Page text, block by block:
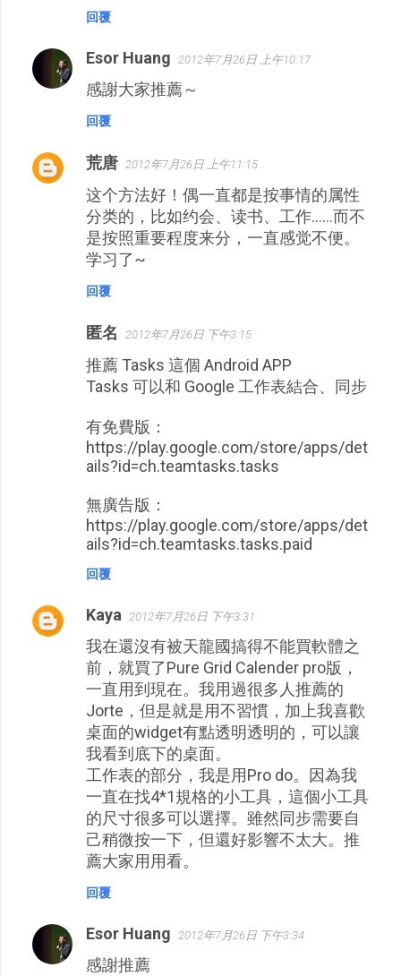
回覆
Esor Huang 2012年7月26日 上午10:17
感謝大家推薦～
回覆
荒唐 2012年7月26日 上午11:15
这个方法好！偶一直都是按事情的属性
分类的，比如约会、读书、工作……而不
是按照重要程度来分，一直感觉不便。
学习了~
回覆
匿名 2012年7月26日 下午3:15
推薦 Tasks 這個 Android APP
Tasks 可以和 Google 工作表結合、同步
有免費版：
https://play.google.com/store/apps/det
ails?id=ch.teamtasks.tasks
無廣告版：
https://play.google.com/store/apps/det
ails?id=ch.teamtasks.tasks.paid
回覆
Kaya 2012年7月26日 下午3:31
我在還沒有被天龍國搞得不能買軟體之
前，就買了Pure Grid Calender pro版，
一直用到現在。我用過很多人推薦的
Jorte，但是就是用不習慣，加上我喜歡
桌面的widget有點透明透明的，可以讓
我看到底下的桌面。
工作表的部分，我是用Pro do。因為我
一直在找4*1規格的小工具，這個小工具
的尺寸很多可以選擇。雖然同步需要自
己稍微按一下，但還好影響不太大。推
薦大家用用看。
回覆
Esor Huang 2012年7月26日 下午3:34
感謝推薦